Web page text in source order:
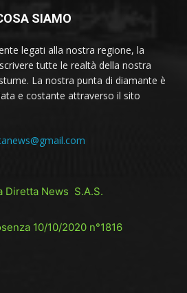
SIAMO
legati alla nostra regione, la
tutte le realtà della nostra
La nostra punta di diamante è
e costante attraverso il sito
Diretta News S.A.S.
10/10/2020 n°1816